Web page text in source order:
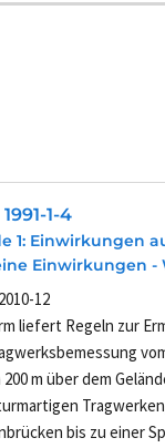
1-4
1: Einwirkungen
Einwirkungen -
12
liefert Regeln zur
m über dem
bis zu einer